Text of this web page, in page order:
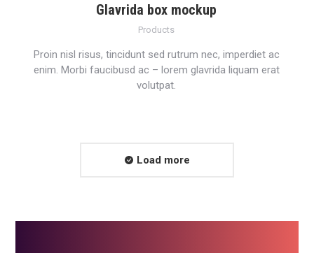
Glavrida box mockup
Products
Proin nisl risus, tincidunt sed rutrum nec, imperdiet ac
enim. Morbi faucibusd ac – lorem glavrida liquam erat
volutpat.
Load more